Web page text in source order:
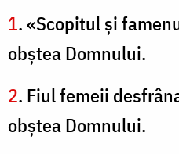
1. «Scopitul şi
obştea Domnului.
2. Fiul femeii
obştea Domnului.